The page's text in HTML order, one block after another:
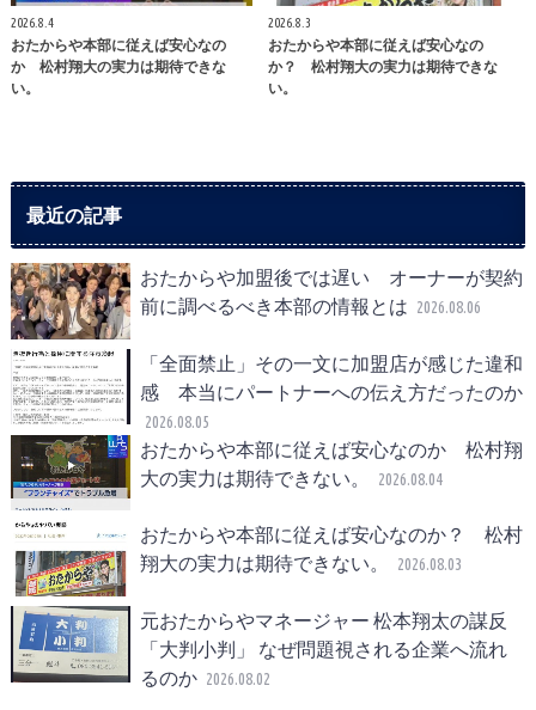
2026.8.4
おたからや本部に従えば安心なの
か 松村翔大の実力は期待できな
い。
2026.8.3
おたからや本部に従えば安心なの
か？ 松村翔大の実力は期待できな
い。
最近の記事
おたからや加盟後では遅い オーナーが契約
前に調べるべき本部の情報とは 2026.08.06
「全面禁止」その一文に加盟店が感じた違和
感 本当にパートナーへの伝え方だったのか
2026.08.05
おたからや本部に従えば安心なのか 松村翔
大の実力は期待できない。
2026.08.04
おたからや本部に従えば安心なのか？ 松村
翔大の実力は期待できない。
2026.08.03
元おたからやマネージャー 松本翔太の謀反
「大判小判」 なぜ問題視される企業へ流れ
るのか 2026.08.02